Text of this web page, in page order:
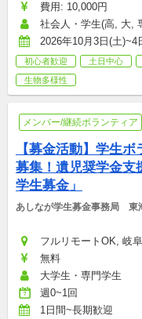
費用: 10,000円
社会人・学生(高, 大,
2026年10月3日(土)~4
初心者歓迎 土日中心
生物多様性
メンバー/継続ボランティア
【募金活動】学生
募集！遺児奨学金支
学生募金」
あしなが学生募金事務局　東
フルリモートOK, 岐
無料
大学生・専門学生
週0~1回
1日間~長期歓迎